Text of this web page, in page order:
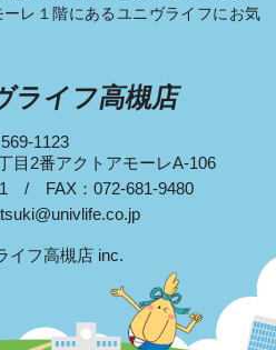
レ１階にあるユニヴライフにお気
ライフ高槻店
1123
目2番アクトアモーレA-106
/ FAX：072-681-9480
イフ高槻店 inc.